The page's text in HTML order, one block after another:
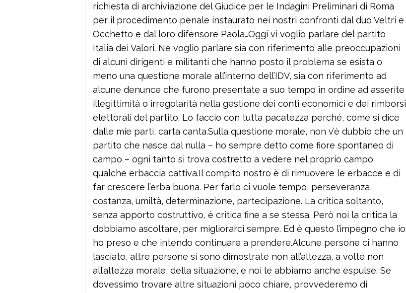
richiesta di archiviazione del Giudice per le Indagini Preliminari di Roma
per il procedimento penale instaurato nei nostri confronti dal duo Veltri e
Occhetto e dal loro difensore Paola…Oggi vi voglio parlare del partito
Italia dei Valori. Ne voglio parlare sia con riferimento alle preoccupazioni
di alcuni dirigenti e militanti che hanno posto il problema se esista o
meno una questione morale all’interno dell’IDV, sia con riferimento ad
alcune denunce che furono presentate a suo tempo in ordine ad asserite
illegittimità o irregolarità nella gestione dei conti economici e dei rimborsi
elettorali del partito. Lo faccio con tutta pacatezza perché, come si dice
dalle mie parti, carta canta.Sulla questione morale, non v’è dubbio che un
partito che nasce dal nulla – ho sempre detto come fiore spontaneo di
campo – ogni tanto si trova costretto a vedere nel proprio campo
qualche erbaccia cattiva.Il compito nostro è di rimuovere le erbacce e di
far crescere l’erba buona. Per farlo ci vuole tempo, perseveranza,
costanza, umiltà, determinazione, partecipazione. La critica soltanto,
senza apporto costruttivo, è critica fine a se stessa. Però noi la critica la
dobbiamo ascoltare, per migliorarci sempre. Ed è questo l’impegno che io
ho preso e che intendo continuare a prendere.Alcune persone ci hanno
lasciato, altre persone si sono dimostrate non all’altezza, a volte non
all’altezza morale, della situazione, e noi le abbiamo anche espulse. Se
dovessimo trovare altre situazioni poco chiare, provvederemo di